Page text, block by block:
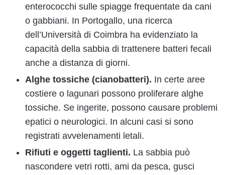
enterococchi sulle spiagge frequentate da cani
o gabbiani. In Portogallo, una ricerca
dell’Università di Coimbra ha evidenziato la
capacità della sabbia di trattenere batteri fecali
anche a distanza di giorni.
Alghe tossiche (cianobatteri). In certe aree
costiere o lagunari possono proliferare alghe
tossiche. Se ingerite, possono causare problemi
epatici o neurologici. In alcuni casi si sono
registrati avvelenamenti letali.
Rifiuti e oggetti taglienti. La sabbia può
nascondere vetri rotti, ami da pesca, gusci